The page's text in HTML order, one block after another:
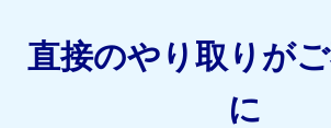
直接のやり取りが
に